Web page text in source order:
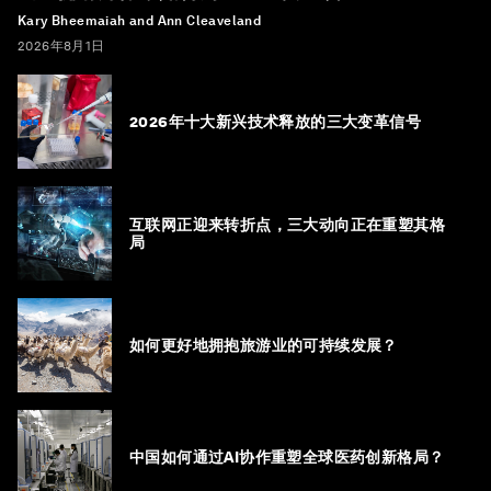
Kary Bheemaiah and Ann Cleaveland
2026年8月1日
2026年十大新兴技术释放的三大变革信号
互联网正迎来转折点，三大动向正在重塑其格
局
如何更好地拥抱旅游业的可持续发展？
中国如何通过AI协作重塑全球医药创新格局？